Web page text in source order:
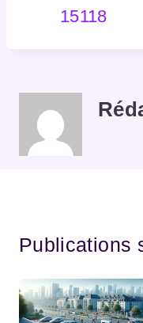
15118
Publications